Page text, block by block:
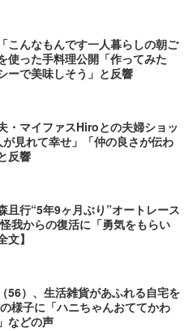
こんなもんです一人暮らしの朝ご
使った手料理公開「作ってみた
ーで美味しそう」と反響
・マイファスHiroとの夫婦ショッ
が見れて幸せ」「仲の良さが伝わ
反響
且行“5年9ヶ月ぶり”オートレース
我からの復活に「勇気をもらい
文】
56）、生活雑貨があふれる自宅を
様子に「ハニちゃんおててかわ
などの声